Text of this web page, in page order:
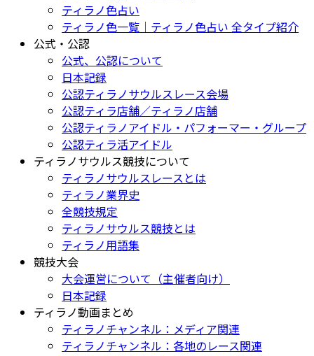
ティラノ色占い
ティラノ色一覧｜ティラノ色占い 全タイプ紹介
公式・公認
公式、公認について
日本記録
公認ティラノサウルスレース会場
公認ティラ店舗／ティラノ店舗
公認ティラノアイドル・パフォーマー・グループ
公認ティラ活アイドル
ティラノサウルス競技について
ティラノサウルスレースとは
ティラノ業界史
全競技規定
ティラノサウルス競技とは
ティラノ用語集
競技大会
大会運営について（主催者向け）
日本記録
ティラノ動画まとめ
ティラノチャンネル：メディア関連
ティラノチャンネル：各地のレース関連